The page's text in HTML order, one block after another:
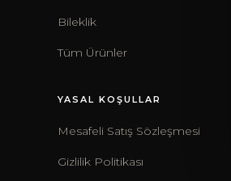
Bileklik
Tüm Ürünler
YASAL KOŞULLAR
Mesafeli Satış Sözleşmesi
Gizlilik Politikası